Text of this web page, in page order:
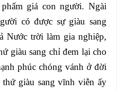
giá con người. Ngài
có được sự giàu sang
Nước trời làm gia nghiệp,
giàu sang chỉ đem lại cho
phúc chóng vánh ở đời
giàu sang vĩnh viễn ấy